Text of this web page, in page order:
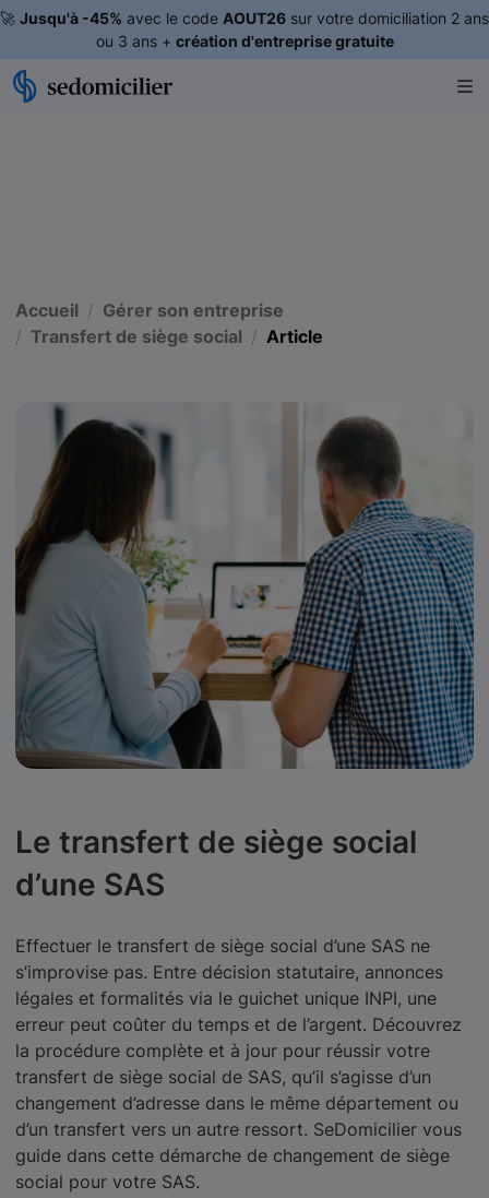
🚀 Jusqu'à -45% avec le code AOUT26 sur votre domiciliation 2 ans
ou 3 ans + création d'entreprise gratuite
Accueil
Gérer son entreprise
Transfert de siège social
Article
Le transfert de siège social
d’une SAS
Effectuer le transfert de siège social d’une SAS ne
s’improvise pas. Entre décision statutaire, annonces
légales et formalités via le guichet unique INPI, une
erreur peut coûter du temps et de l’argent. Découvrez
la procédure complète et à jour pour réussir votre
transfert de siège social de SAS, qu’il s’agisse d’un
changement d’adresse dans le même département ou
d’un transfert vers un autre ressort. SeDomicilier vous
guide dans cette démarche de changement de siège
social pour votre SAS.